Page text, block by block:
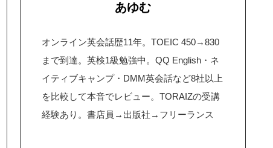
あゆむ
オンライン英会話歴11年。TOEIC 450→830
まで到達。英検1級勉強中。QQ English・ネ
イティブキャンプ・DMM英会話など8社以上
を比較して本音でレビュー。TORAIZの受講
経験あり。書店員→出版社→フリーランス